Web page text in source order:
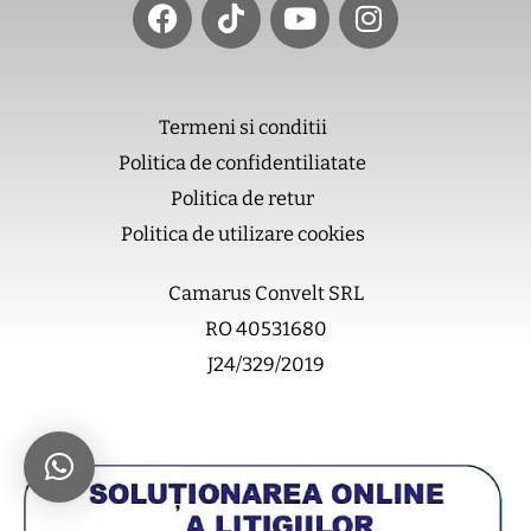
c
e
o
o
k
k
t
k
u
t
b
e
s
t
Termeni si conditii
Politica de confidentiliatate
Politica de retur
Politica de utilizare cookies
Camarus Convelt SRL
RO 40531680
J24/329/2019